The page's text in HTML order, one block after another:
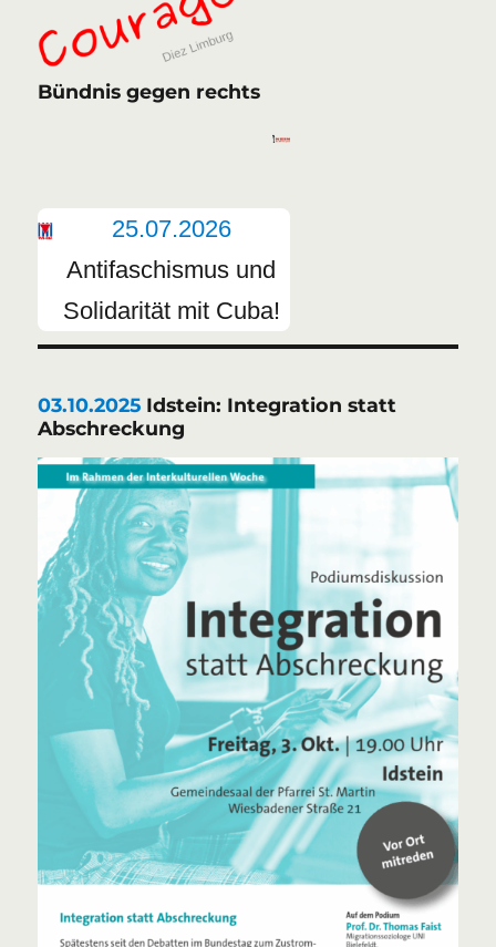
Bündnis gegen rechts
25.07.2026
Antifaschismus und
Solidarität mit Cuba!
03.10.2025 Idstein: Integration statt
Abschreckung